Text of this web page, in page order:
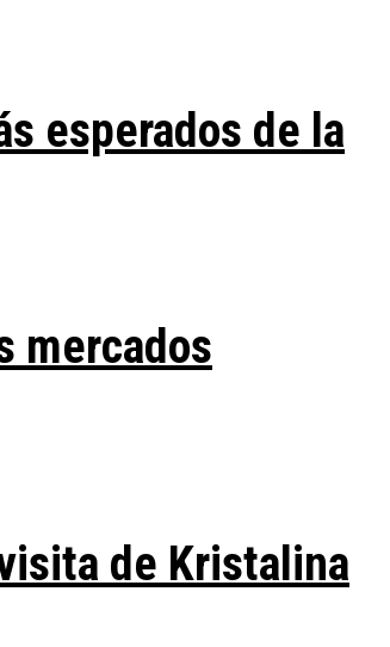
esperados de la
mercados
de Kristalina